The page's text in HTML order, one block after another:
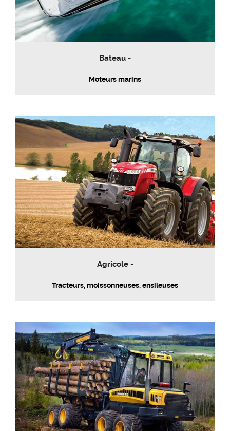
Bateau -
Moteurs marins
Agricole -
Tracteurs, moissonneuses, ensileuses